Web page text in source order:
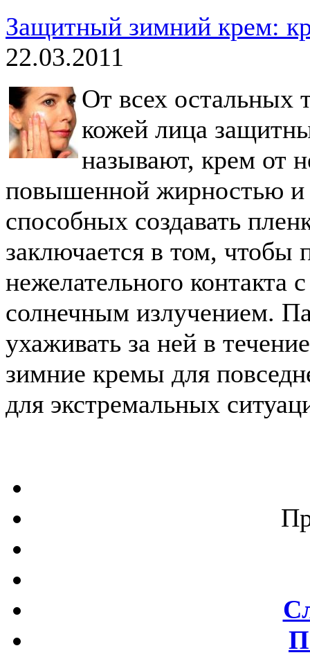
Защитный зимний крем:
22.03.2011
От всех остальных
кожей лица
называют, крем от
повышенной жирностью и
способных создавать
заключается в том, чтобы
нежелательного
солнечным излучением.
ухаживать за ней в
зимние кремы для
для экстремальных